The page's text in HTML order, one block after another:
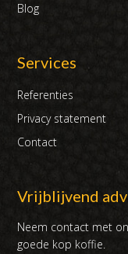
Blog
Services
Referenties
Privacy statement
Contact
Vrijblijvend
Neem contact met
goede kop koffie.